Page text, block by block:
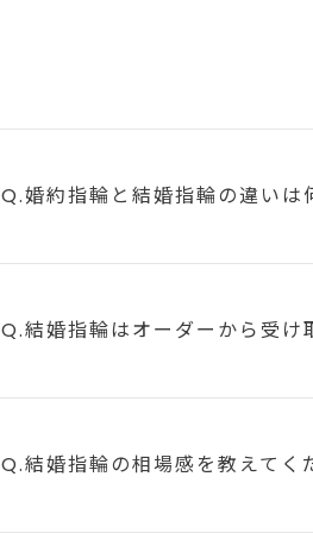
Q.婚約指輪と結婚指輪の違いは
Q.結婚指輪はオーダーから受け
Q.結婚指輪の相場感を教えてく